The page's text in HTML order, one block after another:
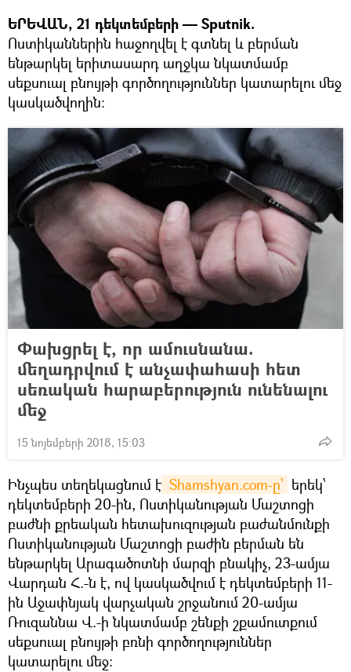
ԵՐԵՎԱՆ, 21 դեկտեմբերի — Sputnik.
Ոստիկաններին հաջողվել է գտնել և բերման
ենթարկել երիտասարդ աղջկա նկատմամբ
սեքսուալ բնույթի գործողություններ կատարելու մեջ
կասկածվողին։
Փախցրել է, որ ամուսնանա.
մեղադրվում է անչափահասի հետ
սեռական հարաբերություն ունենալու
մեջ
15 նոյեմբերի 2018, 15:03
Ինչպես տեղեկացնում է Shamshyan.com-ը՝ երեկ՝
դեկտեմբերի 20-ին, Ոստիկանության Մաշտոցի
բաժնի քրեական հետախուզության բաժանմունքի
Ոստիկանության Մաշտոցի բաժին բերման են
ենթարկել Արագածոտնի մարզի բնակիչ, 23-ամյա
Վարդան Հ.-ն է, ով կասկածվում է դեկտեմբերի 11-
ին Աջափնյակ վարչական շրջանում 20-ամյա
Ռուզաննա Վ.-ի նկատմամբ շենքի շքամուտքում
սեքսուալ բնույթի բռնի գործողություններ
կատարելու մեջ։